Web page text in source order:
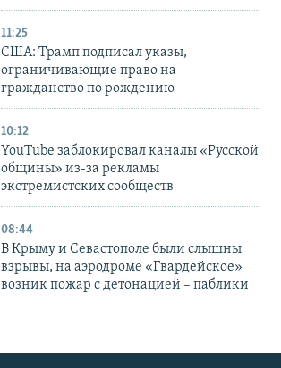
11:25
США: Трамп подписал указы,
ограничивающие право на
гражданство по рождению
10:12
YouTube заблокировал каналы «Русской
общины» из-за рекламы
экстремистских сообществ
08:44
В Крыму и Севастополе были слышны
взрывы, на аэродроме «Гвардейское»
возник пожар с детонацией – паблики